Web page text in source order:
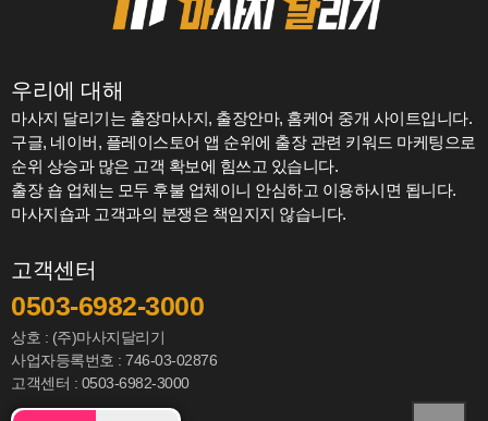
고객센터
0503-6982-3000
상호 : (주)마사지달리기
사업자등록번호 : 746-03-02876
고객센터 : 0503-6982-3000
우리에 대해
마사지 달리기는 출장마사지, 출장안마, 홈케어 중개 사이트입니다.
구글, 네이버, 플레이스토어 앱 순위에 출장 관련 키워드 마케팅으로
순위 상승과 많은 고객 확보에 힘쓰고 있습니다.
출장 숍 업체는 모두 후불 업체이니 안심하고 이용하시면 됩니다.
마사지숍과 고객과의 분쟁은 책임지지 않습니다.